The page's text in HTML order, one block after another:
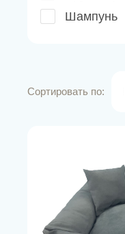
Шампунь
Сортировать по: